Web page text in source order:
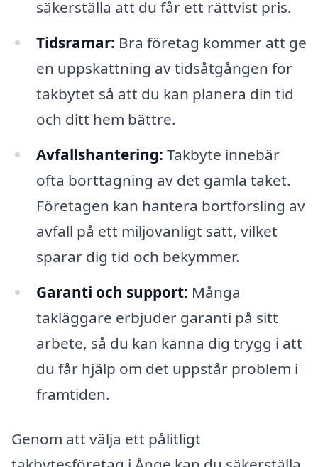
säkerställa att du får ett rättvist pris.
Tidsramar: Bra företag kommer att ge
en uppskattning av tidsåtgången för
takbytet så att du kan planera din tid
och ditt hem bättre.
Avfallshantering: Takbyte innebär
ofta borttagning av det gamla taket.
Företagen kan hantera bortforsling av
avfall på ett miljövänligt sätt, vilket
sparar dig tid och bekymmer.
Garanti och support: Många
takläggare erbjuder garanti på sitt
arbete, så du kan känna dig trygg i att
du får hjälp om det uppstår problem i
framtiden.
Genom att välja ett pålitligt